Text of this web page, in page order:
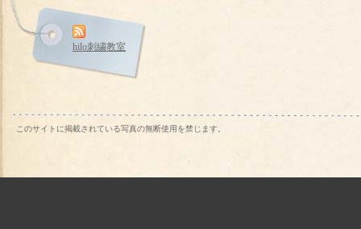
hilo刺繍教室
このサイトに掲載されている写真の無断使用を禁じます。